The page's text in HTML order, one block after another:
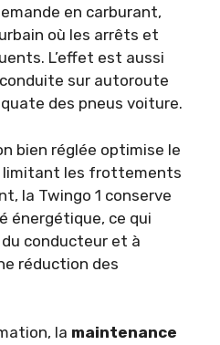
en carburant,
où les arrêts et
L’effet est aussi
sur autoroute
des pneus voiture.
bien réglée optimise le
limitant les frottements
la Twingo 1 conserve
énergétique, ce qui
conducteur et à
réduction des
la maintenance